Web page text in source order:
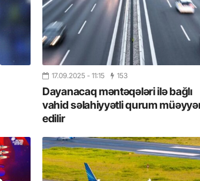
17.09.2025 - 11:15 153
Dayanacaq məntəqələri ilə bağlı
vahid səlahiyyətli qurum
edilir